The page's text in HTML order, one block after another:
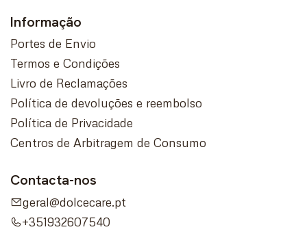
Informação
Portes de Envio
Termos e Condições
Livro de Reclamações
Política de devoluções e reembolso
Política de Privacidade
Centros de Arbitragem de Consumo
Contacta-nos
geral@dolcecare.pt
+351932607540